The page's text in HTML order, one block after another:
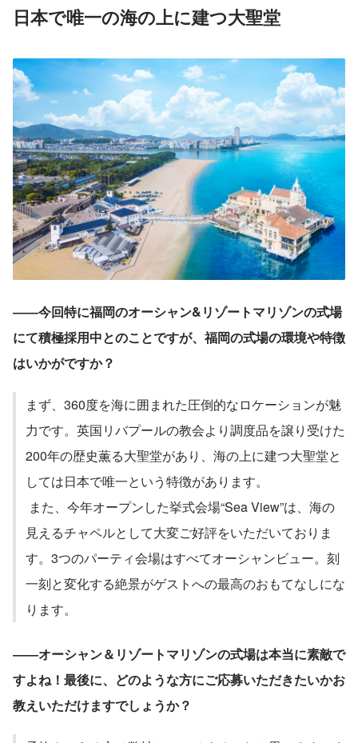
日本で唯一の海の上に建つ大聖堂
――今回特に福岡のオーシャン&リゾートマリゾンの式場
にて積極採用中とのことですが、福岡の式場の環境や特徴
はいかがですか？
まず、360度を海に囲まれた圧倒的なロケーションが魅
力です。英国リバプールの教会より調度品を譲り受けた
200年の歴史薫る大聖堂があり、海の上に建つ大聖堂と
しては日本で唯一という特徴があります。
見えるチャペルとして大変ご好評をいただいておりま
す。3つのパーティ会場はすべてオーシャンビュー。刻
一刻と変化する絶景がゲストへの最高のおもてなしにな
ります。
――オーシャン＆リゾートマリゾンの式場は本当に素敵で
すよね！最後に、どのような方にご応募いただきたいかお
教えいただけますでしょうか？